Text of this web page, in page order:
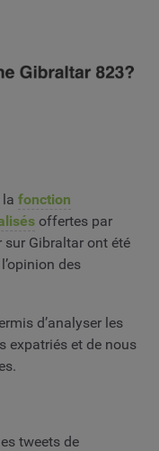
fonction
offertes par
sur Gibraltar ont été
des
d’analyser les
expatriés et de nous
tweets de